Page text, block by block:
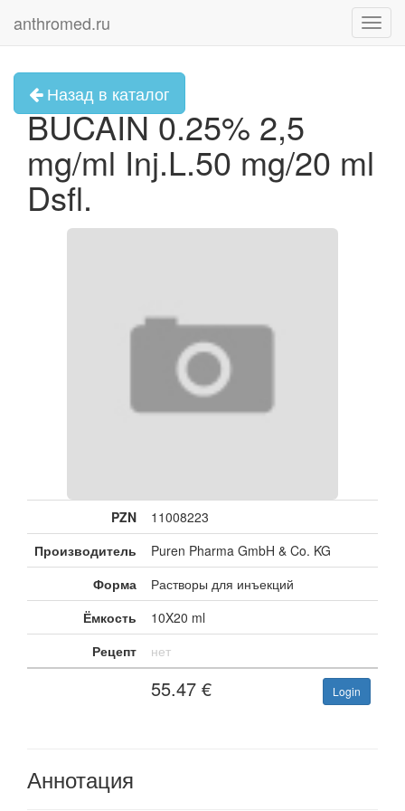
anthromed.ru
Назад в каталог
BUCAIN 0.25% 2,5
mg/ml Inj.L.50 mg/20 ml
Dsfl.
PZN
11008223
Производитель
Puren Pharma GmbH & Co. KG
Форма
Растворы для инъекций
Ёмкость
10X20 ml
Рецепт
нет
55.47 € Login
Аннотация